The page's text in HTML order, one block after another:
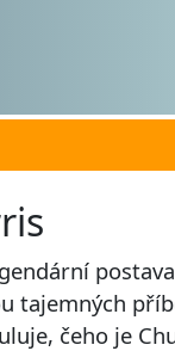
postava
tajemných
čeho je